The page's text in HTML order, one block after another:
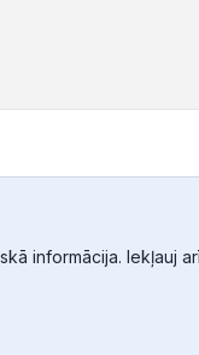
informācija. Iekļauj